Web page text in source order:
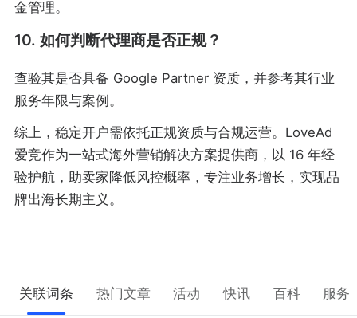
金管理。
10. 如何判断代理商是否正规？
查验其是否具备 Google Partner 资质，并参考其行业
服务年限与案例。
综上，稳定开户需依托正规资质与合规运营。LoveAd
爱竞作为一站式海外营销解决方案提供商，以 16 年经
验护航，助卖家降低风控概率，专注业务增长，实现品
牌出海长期主义。
关联词条 热门文章 活动 快讯 百科 服务